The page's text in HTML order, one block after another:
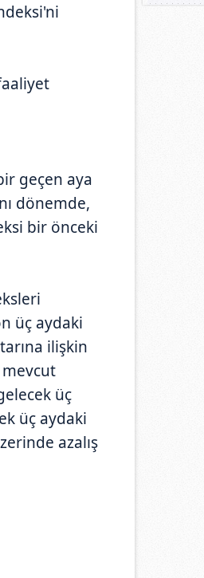
geçen aya
dönemde,
bir önceki
üç aydaki
ilişkin
üç
üç aydaki
azalış